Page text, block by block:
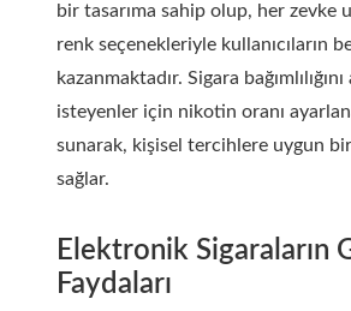
bir tasarıma sahip olup, her zevke
renk seçenekleriyle kullanıcıların
kazanmaktadır. Sigara
isteyenler için nikotin oranı
sunarak, kişisel tercihlere uygun
sağlar.
Elektronik Sigaraların
Faydaları